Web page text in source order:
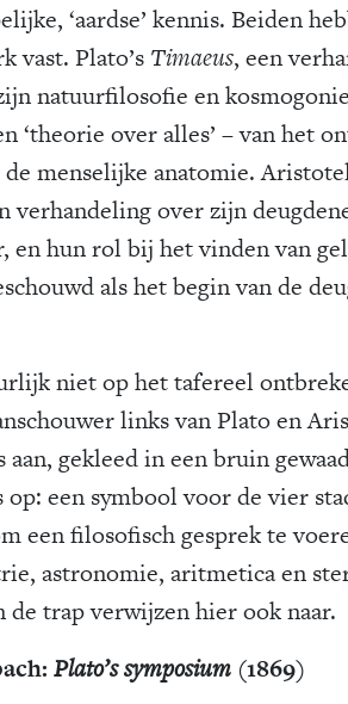
‘aardse’ kennis. Beiden
vast. Plato’s Timaeus, een
natuurfilosofie en
‘theorie over alles’ – van het
menselijke anatomie.
verhandeling over zijn
en hun rol bij het vinden van
als het begin van de
niet op het tafereel
links van Plato en
gekleed in een bruin
een symbool voor de vier
een filosofisch gesprek te
astronomie, aritmetica en
de trap verwijzen hier ook naar.
Plato’s symposium(1869)